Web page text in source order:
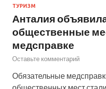
ТУРИЗМ
Анталия
общественные
медсправке
Оставьте комментарий
Обязательные